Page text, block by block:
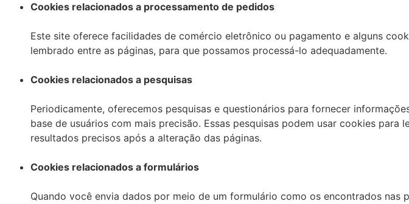
Cookies relacionados a processamento de pedidos
Este site oferece facilidades de comércio eletrônico ou pagamento e alguns
lembrado entre as páginas, para que possamos processá-lo adequadamente.
Cookies relacionados a pesquisas
Periodicamente, oferecemos pesquisas e questionários para fornecer
base de usuários com mais precisão. Essas pesquisas podem usar cookies
resultados precisos após a alteração das páginas.
Cookies relacionados a formulários
Quando você envia dados por meio de um formulário como os encontrados